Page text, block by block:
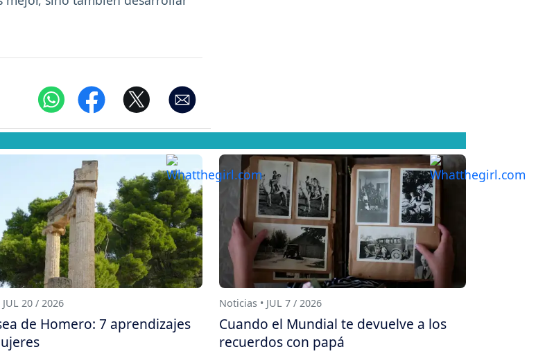
20 / 2026
de Homero: 7 aprendizajes
Noticias • JUL 7 / 2026
Cuando el Mundial te devuelve a los
recuerdos con papá